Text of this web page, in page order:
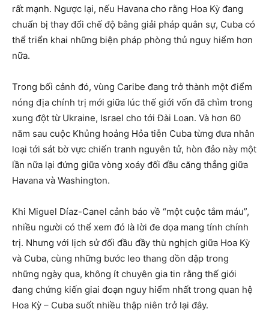
rất mạnh. Ngược lại, nếu Havana cho rằng Hoa Kỳ đang
chuẩn bị thay đổi chế độ bằng giải pháp quân sự, Cuba có
thể triển khai những biện pháp phòng thủ nguy hiểm hơn
nữa.
Trong bối cảnh đó, vùng Caribe đang trở thành một điểm
nóng địa chính trị mới giữa lúc thế giới vốn đã chìm trong
xung đột từ Ukraine, Israel cho tới Đài Loan. Và hơn 60
năm sau cuộc Khủng hoảng Hỏa tiễn Cuba từng đưa nhân
loại tới sát bờ vực chiến tranh nguyên tử, hòn đảo này một
lần nữa lại đứng giữa vòng xoáy đối đầu căng thẳng giữa
Havana và Washington.
Khi Miguel Díaz-Canel cảnh báo về “một cuộc tắm máu”,
nhiều người có thể xem đó là lời đe dọa mang tính chính
trị. Nhưng với lịch sử đối đầu đầy thù nghịch giữa Hoa Kỳ
và Cuba, cùng những bước leo thang dồn dập trong
những ngày qua, không ít chuyên gia tin rằng thế giới
đang chứng kiến giai đoạn nguy hiểm nhất trong quan hệ
Hoa Kỳ – Cuba suốt nhiều thập niên trở lại đây.